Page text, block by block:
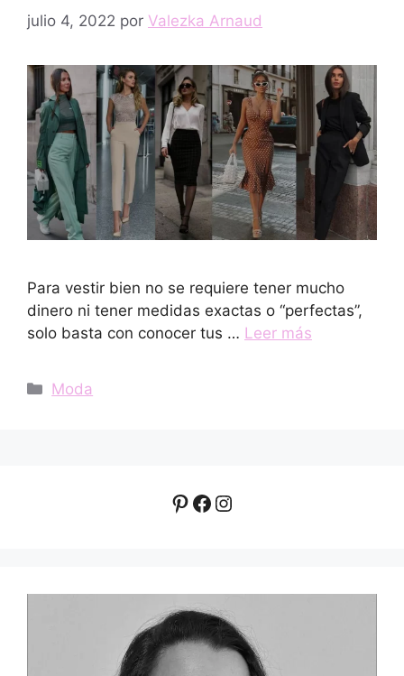
julio 4, 2022 por Valezka Arnaud
Para vestir bien no se requiere tener mucho
dinero ni tener medidas exactas o “perfectas”,
solo basta con conocer tus … Leer más
Categorías
Moda
Pinterest
Facebook
Instagram